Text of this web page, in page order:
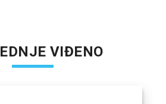
VIĐENO